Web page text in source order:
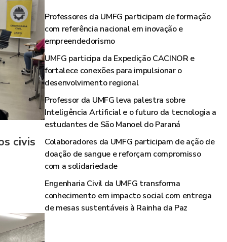
civis
Professores da UMFG participam de formação
com referência nacional em inovação e
empreendedorismo
UMFG participa da Expedição CACINOR e
fortalece conexões para impulsionar o
desenvolvimento regional
Professor da UMFG leva palestra sobre
Inteligência Artificial e o futuro da tecnologia a
estudantes de São Manoel do Paraná
Colaboradores da UMFG participam de ação de
doação de sangue e reforçam compromisso
com a solidariedade
Engenharia Civil da UMFG transforma
conhecimento em impacto social com entrega
de mesas sustentáveis à Rainha da Paz